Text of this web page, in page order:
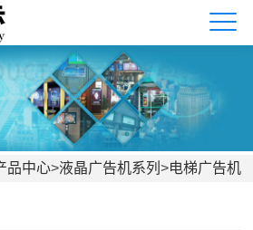
品中心>液晶广告机系列 >电梯广告机